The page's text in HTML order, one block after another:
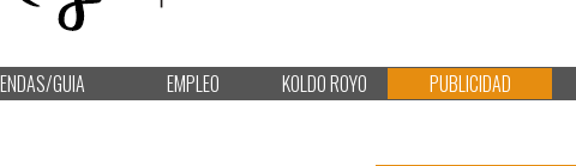
GUIA EMPLEO KOLDO ROYO PUBLICIDAD